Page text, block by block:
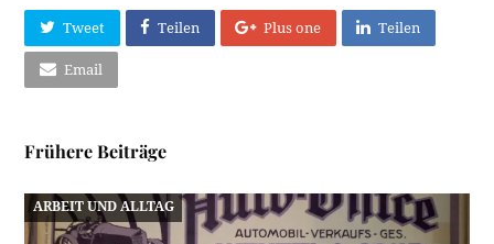
Tweet Teilen Plus one Teilen
Email
Frühere Beiträge
ARBEIT UND ALLTAG